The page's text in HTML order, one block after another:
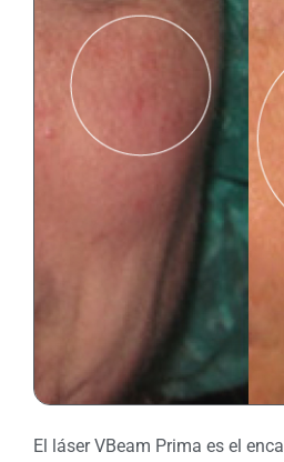
El láser VBeam Prima es el